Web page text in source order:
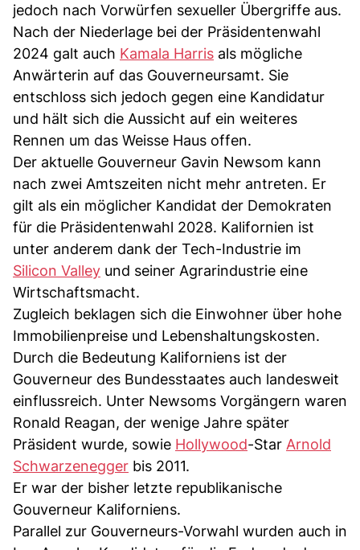
jedoch nach Vorwürfen sexueller Übergriffe aus.
Nach der Niederlage bei der Präsidentenwahl
2024 galt auch Kamala Harris als mögliche
Anwärterin auf das Gouverneursamt. Sie
entschloss sich jedoch gegen eine Kandidatur
und hält sich die Aussicht auf ein weiteres
Rennen um das Weisse Haus offen.
Der aktuelle Gouverneur Gavin Newsom kann
nach zwei Amtszeiten nicht mehr antreten. Er
gilt als ein möglicher Kandidat der Demokraten
für die Präsidentenwahl 2028. Kalifornien ist
unter anderem dank der Tech-Industrie im
Silicon Valley und seiner Agrarindustrie eine
Wirtschaftsmacht.
Zugleich beklagen sich die Einwohner über hohe
Immobilienpreise und Lebenshaltungskosten.
Durch die Bedeutung Kaliforniens ist der
Gouverneur des Bundesstaates auch landesweit
einflussreich. Unter Newsoms Vorgängern waren
Ronald Reagan, der wenige Jahre später
Präsident wurde, sowie Hollywood-Star Arnold
Schwarzenegger bis 2011.
Er war der bisher letzte republikanische
Gouverneur Kaliforniens.
Parallel zur Gouverneurs-Vorwahl wurden auch in